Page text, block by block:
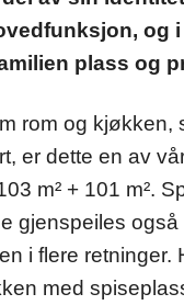
og
plass og
rom og kjøkken,
er dette en av
m² + 101 m².
gjenspeiles
i flere retninger.
med